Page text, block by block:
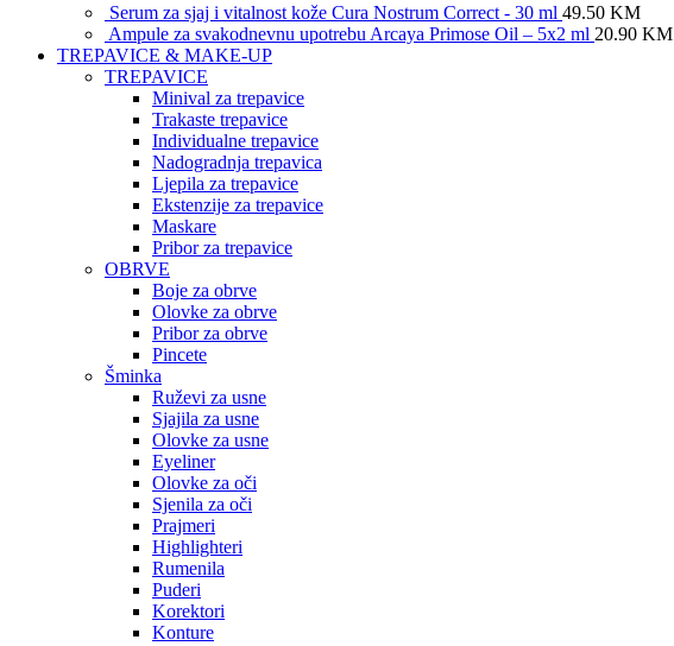
Serum za sjaj i vitalnost kože Cura Nostrum Correct - 30 ml 49.50 KM
Ampule za svakodnevnu upotrebu Arcaya Primose Oil – 5x2 ml 20.90 KM
TREPAVICE & MAKE-UP
TREPAVICE
Minival za trepavice
Trakaste trepavice
Individualne trepavice
Nadogradnja trepavica
Ljepila za trepavice
Ekstenzije za trepavice
Maskare
Pribor za trepavice
OBRVE
Boje za obrve
Olovke za obrve
Pribor za obrve
Pincete
Šminka
Ruževi za usne
Sjajila za usne
Olovke za usne
Eyeliner
Olovke za oči
Sjenila za oči
Prajmeri
Highlighteri
Rumenila
Puderi
Korektori
Konture